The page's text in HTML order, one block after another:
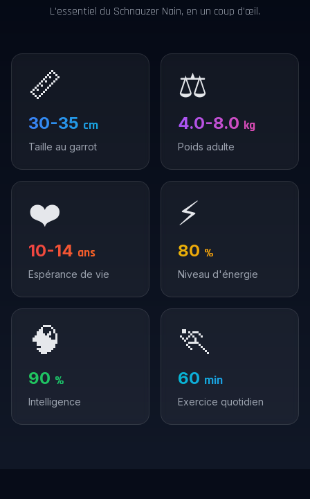
L'essentiel du Schnauzer Nain, en un coup d'œil.
📏
30-35 cm
Taille au garrot
⚖️
4.0-8.0 kg
Poids adulte
❤️
10-14 ans
Espérance de vie
⚡
80 %
Niveau d'énergie
🧠
90 %
Intelligence
🏃
60 min
Exercice quotidien